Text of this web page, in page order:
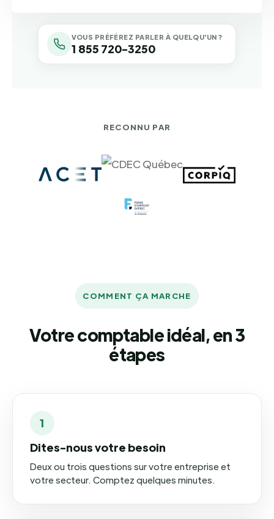
VOUS PRÉFÉREZ PARLER À QUELQU'UN ?
1 855 720-3250
RECONNU PAR
COMMENT ÇA MARCHE
Votre comptable idéal, en 3
étapes
1
Dites-nous votre besoin
Deux ou trois questions sur votre entreprise et
votre secteur. Comptez quelques minutes.